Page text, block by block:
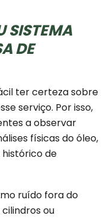
SISTEMA
DE
ter certeza sobre
serviço. Por isso,
a observar
físicas do óleo,
de
ruído fora do
ou